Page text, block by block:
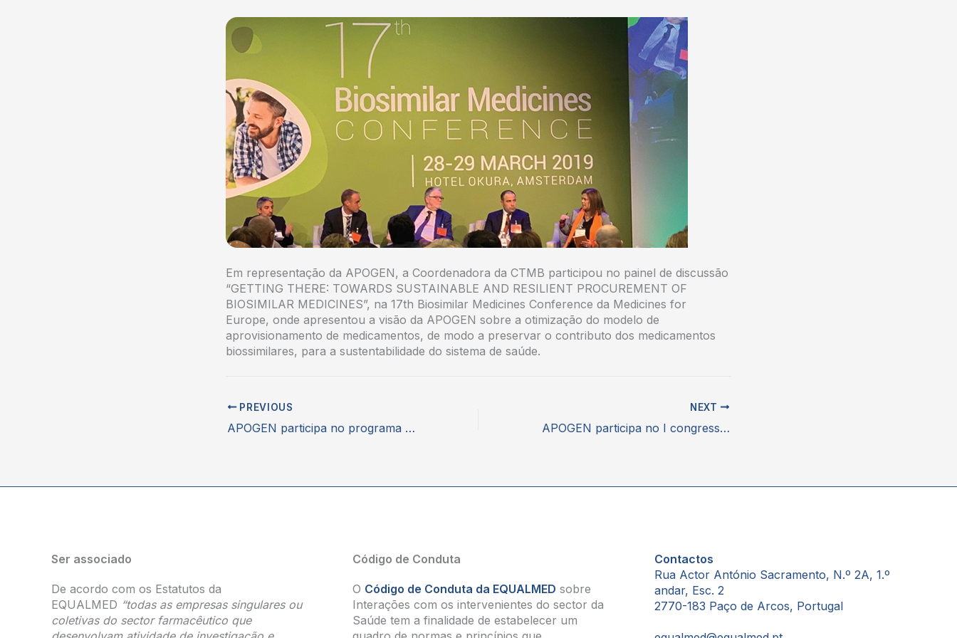
Em representação da APOGEN, a Coordenadora da CTMB participou no painel de discussão
“GETTING THERE: TOWARDS SUSTAINABLE AND RESILIENT PROCUREMENT OF
BIOSIMILAR MEDICINES”, na 17th Biosimilar Medicines Conference da Medicines for
Europe, onde apresentou a visão da APOGEN sobre a otimização do modelo de
aprovisionamento de medicamentos, de modo a preservar o contributo dos medicamentos
biossimilares, para a sustentabilidade do sistema de saúde.
PREVIOUS
APOGEN participa no programa “Corpo Clínico”, no canal S+
NEXT
APOGEN participa no I congresso nacional da distribuição farmacêutica
Ser associado
De acordo com os Estatutos da
EQUALMED “todas as empresas singulares ou
coletivas do sector farmacêutico que
Código de Conduta
O Código de Conduta da EQUALMED sobre
Interações com os intervenientes do sector da
Saúde tem a finalidade de estabelecer um
Contactos
Rua Actor António Sacramento, N.º 2A, 1.º
andar, Esc. 2
2770-183 Paço de Arcos, Portugal